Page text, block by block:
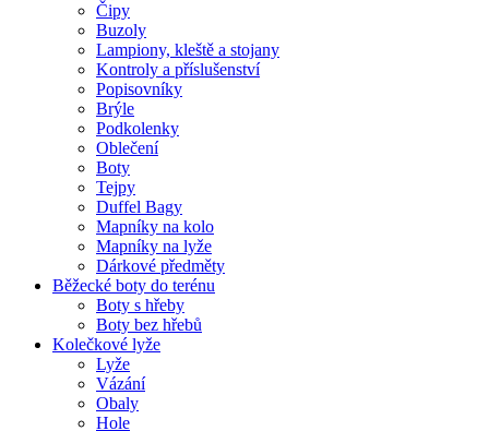
Čipy
Buzoly
Lampiony, kleště a stojany
Kontroly a příslušenství
Popisovníky
Brýle
Podkolenky
Oblečení
Boty
Tejpy
Duffel Bagy
Mapníky na kolo
Mapníky na lyže
Dárkové předměty
Běžecké boty do terénu
Boty s hřeby
Boty bez hřebů
Kolečkové lyže
Lyže
Vázání
Obaly
Hole